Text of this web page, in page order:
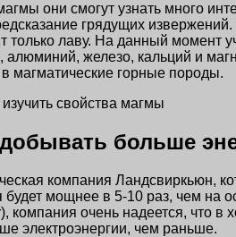
они смогут узнать много
грядущих
только лаву. На данный момент
железо, кальций и
магматические горные породы.
свойства магмы
больше
компания Ландсвиркьюн,
мощнее в 5-10 раз, чем на
компания очень надеется, что в
электроэнергии, чем раньше.